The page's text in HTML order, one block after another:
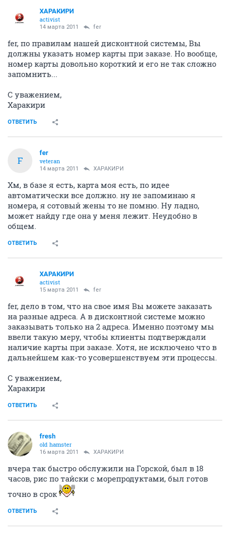
ХАРАКИРИ
activist
14 марта 2011 fer
fer, по правилам нашей дисконтной системы, Вы
должны указать номер карты при заказе. Но вообще,
номер карты довольно короткий и его не так сложно
запомнить...
С уважением,
Харакири
ОТВЕТИТЬ
F
fer
veteran
14 марта 2011 ХАРАКИРИ
Хм, в базе я есть, карта моя есть, по идее
автоматически все должно. ну не запоминаю я
номера, я сотовый жены то не помню. Ну ладно,
может найду где она у меня лежит. Неудобно в
общем.
ОТВЕТИТЬ
ХАРАКИРИ
activist
15 марта 2011 fer
fer, дело в том, что на свое имя Вы можете заказать
на разные адреса. А в дисконтной системе можно
заказывать только на 2 адреса. Именно поэтому мы
ввели такую меру, чтобы клиенты подтверждали
наличие карты при заказе. Хотя, не исключено что в
дальнейшем как-то усовершенствуем эти процессы.
С уважением,
Харакири
ОТВЕТИТЬ
fresh
old hamster
16 марта 2011 ХАРАКИРИ
вчера так быстро обслужили на Горской, был в 18
часов, рис по тайски с морепродуктами, был готов
точно в срок
ОТВЕТИТЬ